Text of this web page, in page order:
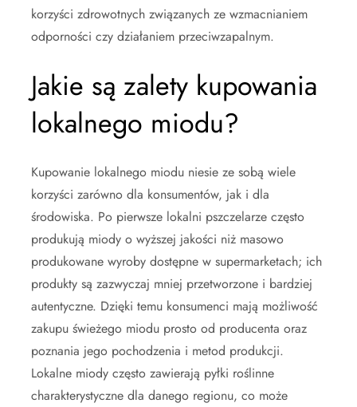
korzyści zdrowotnych związanych ze wzmacnianiem
odporności czy działaniem przeciwzapalnym.
Jakie są zalety kupowania
lokalnego miodu?
Kupowanie lokalnego miodu niesie ze sobą wiele
korzyści zarówno dla konsumentów, jak i dla
środowiska. Po pierwsze lokalni pszczelarze często
produkują miody o wyższej jakości niż masowo
produkowane wyroby dostępne w supermarketach; ich
produkty są zazwyczaj mniej przetworzone i bardziej
autentyczne. Dzięki temu konsumenci mają możliwość
zakupu świeżego miodu prosto od producenta oraz
poznania jego pochodzenia i metod produkcji.
Lokalne miody często zawierają pyłki roślinne
charakterystyczne dla danego regionu, co może